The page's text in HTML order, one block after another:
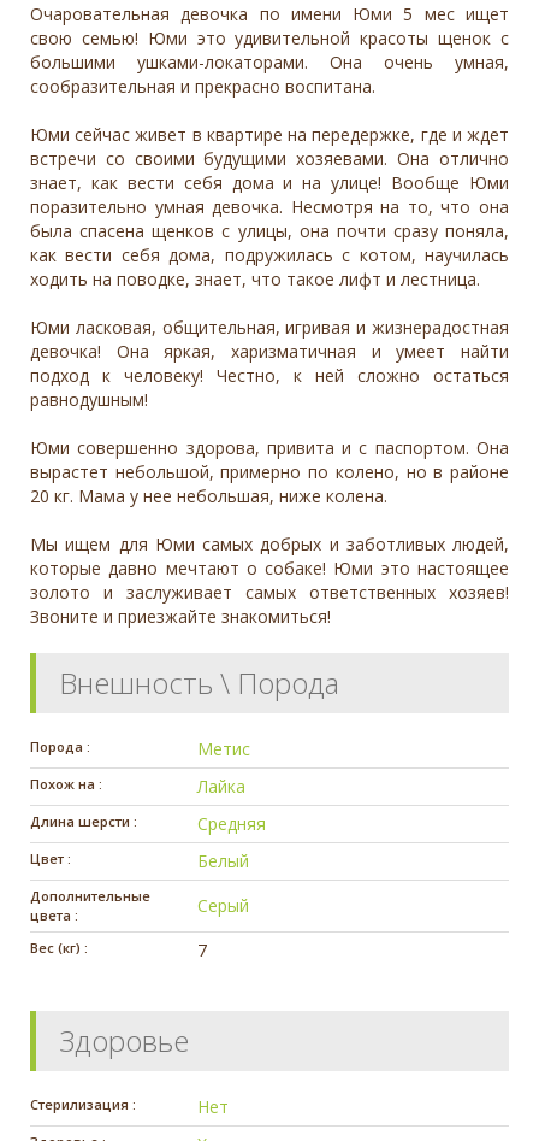
Очаровательная девочка по имени Юми 5 мес ищет
свою семью! Юми это удивительной красоты щенок с
большими ушками-локаторами. Она очень умная,
сообразительная и прекрасно воспитана.
Юми сейчас живет в квартире на передержке, где и ждет
встречи со своими будущими хозяевами. Она отлично
знает, как вести себя дома и на улице! Вообще Юми
поразительно умная девочка. Несмотря на то, что она
была спасена щенков с улицы, она почти сразу поняла,
как вести себя дома, подружилась с котом, научилась
ходить на поводке, знает, что такое лифт и лестница.
Юми ласковая, общительная, игривая и жизнерадостная
девочка! Она яркая, харизматичная и умеет найти
подход к человеку! Честно, к ней сложно остаться
равнодушным!
Юми совершенно здорова, привита и с паспортом. Она
вырастет небольшой, примерно по колено, но в районе
20 кг. Мама у нее небольшая, ниже колена.
Мы ищем для Юми самых добрых и заботливых людей,
которые давно мечтают о собаке! Юми это настоящее
золото и заслуживает самых ответственных хозяев!
Звоните и приезжайте знакомиться!
Внешность \ Порода
Порода : Метис
Похож на : Лайка
Длина шерсти : Средняя
Цвет : Белый
Дополнительные
цвета :
Серый
Вес (кг) : 7
Здоровье
Стерилизация : Нет